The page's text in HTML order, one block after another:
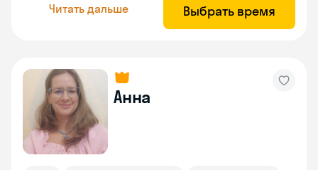
Читать дальше Выбрать время
Анна